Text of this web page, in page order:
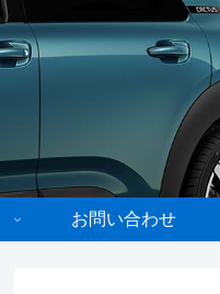
お問い合わせ